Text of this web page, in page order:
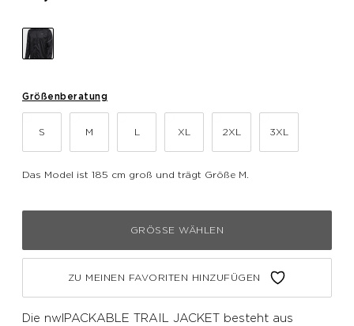
Größenberatung
S M L XL 2XL 3XL
Das Model ist 185 cm groß und trägt Größe M.
GRÖSSE WÄHLEN
ZU MEINEN FAVORITEN HINZUFÜGEN
Die nwlPACKABLE TRAIL JACKET besteht aus